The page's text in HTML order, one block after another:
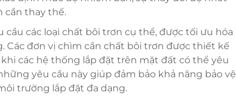
cần thay thế.
các loại chất bôi trơn cụ thể, được tối ưu hóa
Các đơn vị chìm cần chất bôi trơn được thiết kế
các hệ thống lắp đặt trên mặt đất có thể yêu
yêu cầu này giúp đảm bảo khả năng bảo vệ
trường lắp đặt đa dạng.